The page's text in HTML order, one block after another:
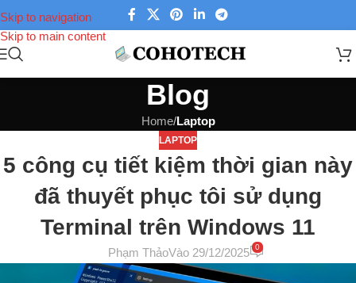
Skip to navigation
Skip to main content
Blog
Home/Laptop
LAPTOP
5 công cụ tiết kiệm thời gian này
đã thuyết phục tôi sử dụng
Terminal trên Windows 11
Phạm ThảoVào 29/12/2025 0